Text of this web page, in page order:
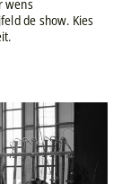
wens
de show. Kies